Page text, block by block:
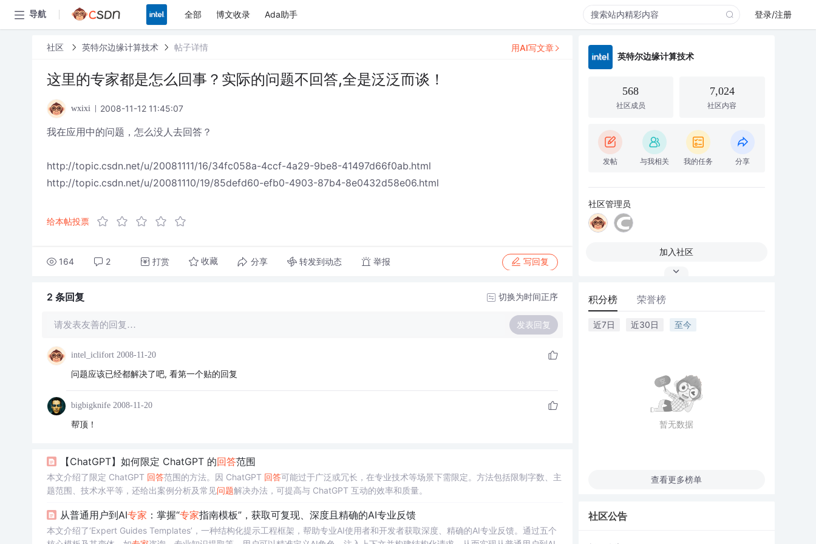
导航 全部 博文收录 Ada助手 登录/注册
社区 英特尔边缘计算技术 帖子详情
这里的专家都是怎么回事？实际的问题不回答,全是泛泛而谈！
wxixi 2008-11-12 11:45:07
我在应用中的问题，怎么没人去回答？
http://topic.csdn.net/u/20081111/16/34fc058a-4ccf-4a29-9be8-41497d66f0ab.html
http://topic.csdn.net/u/20081110/19/85defd60-efb0-4903-87b4-8e0432d58e06.html
给本帖投票
164 2 打赏 收藏 分享 转发到动态 举报 写回复
用AI写文章
2 条回复 切换为时间正序
请发表友善的回复… 发表回复
intel_iclifort 2008-11-20
问题应该已经都解决了吧, 看第一个贴的回复
bigbigknife 2008-11-20
帮顶！
【ChatGPT】如何限定 ChatGPT 的回答范围
本文介绍了限定 ChatGPT 回答范围的方法。因 ChatGPT 回答可能过于广泛或冗长，在专业技术等场景下需限定。方法包括限制字数、主
题范围、技术水平等，还给出案例分析及常见问题解决办法，可提高与 ChatGPT 互动的效率和质量。
从普通用户到AI专家 ：掌握“专家指南模板”，获取可复现、深度且精确的AI专业反馈
本文介绍了‘Expert Guides Templates’，一种结构化提示工程框架，帮助专业AI使用者和开发者获取深度、精确的AI专业反馈。通过五个
英特尔边缘计算技术
568
社区成员
7,024
社区内容
发帖 与我相关 我的任务 分享
社区管理员
加入社区
积分榜 荣誉榜
近7日 近30日 至今
暂无数据
查看更多榜单
社区公告